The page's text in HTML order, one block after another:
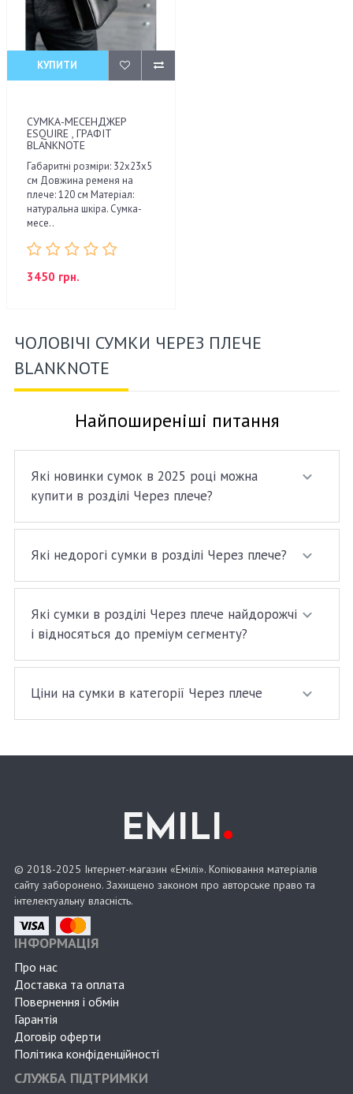
КУПИТИ
СУМКА-МЕСЕНДЖЕР
ESQUIRE , ГРАФІТ
BLANKNOTE
Габаритні розміри: 32х23х5
см Довжина ременя на
плече: 120 см Матеріал:
натуральна шкіра. Сумка-
месе..
3450 грн.
ЧОЛОВІЧІ СУМКИ ЧЕРЕЗ ПЛЕЧЕ
BLANKNOTE
Найпоширеніші питання
Які новинки сумок в 2025 році можна
купити в розділі Через плече?
Які недорогі сумки в розділі Через плече?
Які сумки в розділі Через плече найдорожчі
і відносяться до преміум сегменту?
Ціни на сумки в категорії Через плече
EMILI.
© 2018-2025 Інтернет-магазин «Емілі». Копіювання матеріалів
сайту заборонено. Захищено законом про авторське право та
інтелектуальну власність.
ІНФОРМАЦІЯ
Про нас
Доставка та оплата
Повернення і обмін
Гарантія
Договір оферти
Політика конфіденційності
СЛУЖБА ПІДТРИМКИ